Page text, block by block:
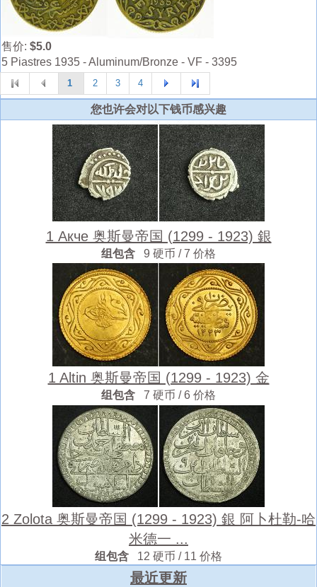
售价: $5.0
5 Piastres 1935 - Aluminum/Bronze - VF - 3395
1 2 3 4
您也许会对以下钱币感兴趣
1 Акче 奥斯曼帝国 (1299 - 1923) 銀
组包含 9 硬币 / 7 价格
1 Altin 奥斯曼帝国 (1299 - 1923) 金
组包含 7 硬币 / 6 价格
2 Zolota 奥斯曼帝国 (1299 - 1923) 銀 阿卜杜勒-哈
米德一 ...
组包含 12 硬币 / 11 价格
最近更新